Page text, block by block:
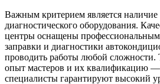
Важным критерием является наличие
диагностического оборудования.
центры оснащены
заправки и диагностики
проводить работы любой сложности.
опыт мастеров и их квалификацию
специалисты гарантируют высокий